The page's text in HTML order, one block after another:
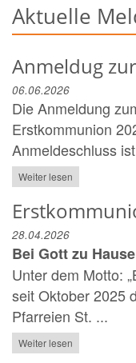
Aktuelle
Anmeldug
06.06.2026
Die Anmeldung
Erstkommunion
Anmeldeschluss
Weiter lesen
28.04.2026
Bei Gott zu Hause
Unter dem Motto:
seit Oktober 2025
Pfarreien St. ...
Weiter lesen